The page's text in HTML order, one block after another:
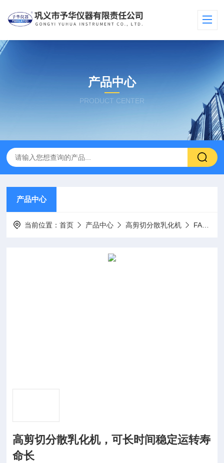
产品中心
PRODUCT CENTER
产品中心
当前位置：首页 产品中心 高剪切分散乳化机 FA25高剪切分散乳化机
高剪切分散乳化机，可长时间稳定运转寿
命长